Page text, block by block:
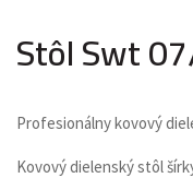
Stôl Swt
Profesionálny kovový
Kovový dielenský stôl